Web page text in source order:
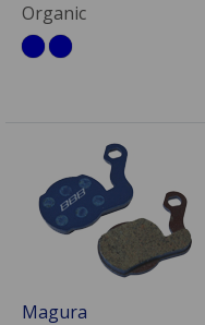
Organic
Magura